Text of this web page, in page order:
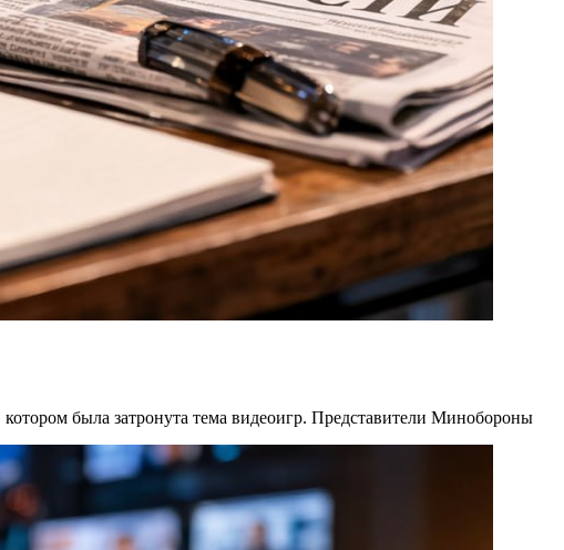
была затронута тема видеоигр. Представители Минобороны